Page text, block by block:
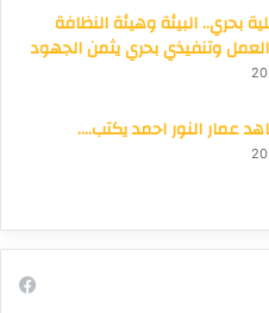
بحري.. البيئة وهيئة النظافة
وتنفيذي بحري يثمن الجهود
عمار النور احمد يكتب….